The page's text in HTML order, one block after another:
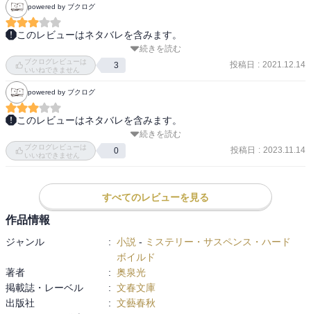
powered by ブクログ
このレビューはネタバレを含みます。
２０２１年１２月、文庫版「ゆるキャラの恐怖」を読むにあたっ
て、整理してみた。
・
２００５年『モーダルな事象　桑潟幸一助教授のスタイリッシュな
生活』（結構シリアスな、プレ的作品……スタイリッシュ・エピソ
ード・ゼロ……人は自分の意志に反して注射されるべきではない、
というフレーズは一生残るはず）
２０１１年『桑潟幸一准教授のスタイリッシュな生活』（呪われた
２テレビドラマ化）
２０１２年『黄色い水着の謎　桑潟幸一准教授のスタイリッシュな
生活２』（期末テストの怪／黄色い水着の謎）
な生活３』（ゆるキャラの恐怖／地下迷宮の幻影）
これでクワコーが関わった本は４冊、シリーズ化以後３作、プレ
（０？）含めれば４作、事件は合計８。
レータン→たらちね、と移ったにも関わらず、准教授以後出世して
いない上、相変わらず金に汲々ととしてるあたり、涙ちょちょぎ
続きを読む
ブクログレビューは
いいねできません
3 投稿日 : 2021.12.14
powered by ブクログ
このレビューはネタバレを含みます。
クワコーシリーズ3作目。桑潟准教授（助教授時代あり）含めて4冊
あるって、継続は大事やね。
相変わらず、スタイリッシュというより、サバイバーな生き方をす
るクワコーと周囲の個性あふれてこぼれてしまってるキャラクター
たちの愛すべきドタバタ劇。深そうで実はそうそう深くない小説
で、純文学的読みづらさを抱えつつも、結構読み流せるギャップが
面白い。
しかし、Ｆランと言われる大学では学生よりも先生連中が大変なん
だろうなぁ。授業よりも研究よりも営業活動ってのは、この作品ほ
ど大げさじゃなくても現実世界でもある話なんだと思う。
続きを読む
ブクログレビューは
いいねできません
0 投稿日 : 2023.11.14
すべてのレビューを見る
作品情報
ジャンル : 小説 - ミステリー・サスペンス・ハード
ボイルド
著者
: 奥泉光
掲載誌・レーベル
: 文春文庫
出版社
: 文藝春秋